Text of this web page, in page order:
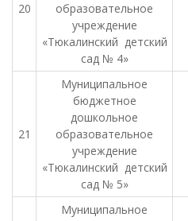
20
образовательное
учреждение
«Тюкалинский детский
сад № 4»
21
Муниципальное
бюджетное
дошкольное
образовательное
учреждение
«Тюкалинский детский
сад № 5»
Муниципальное